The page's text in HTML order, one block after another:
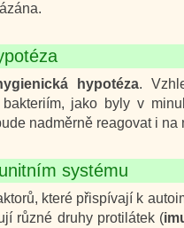
hypotéza.
jako byly v
nadměrně reagovat i na
systému
které přispívají k
různé druhy protilátek (